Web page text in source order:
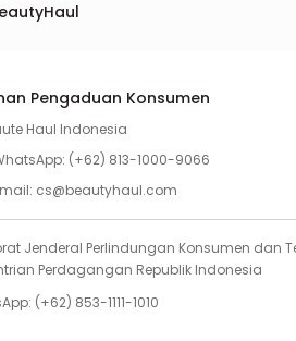
Pengaduan Konsumen
Haul Indonesia
(+62) 813-1000-9066
cs@beautyhaul.com
Jenderal Perlindungan Konsumen dan
Perdagangan Republik Indonesia
(+62) 853-1111-1010